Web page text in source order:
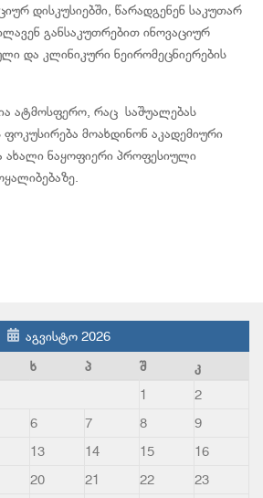
დისკუსიებში, წარადგენენ საკუთარ
განსაკუთრებით ინოვაციურ
და კლინიკური ნეირომეცნიერების
ატმოსფერო, რაც საშუალებას
ფოკუსირება მოახდინონ აკადემიური
ახალი ნაყოფიერი პროფესიული
აგვისტო 2026
ხ პ შ
კ
1
2
6 7 8
9
13 14 15
16
20 21 22
23